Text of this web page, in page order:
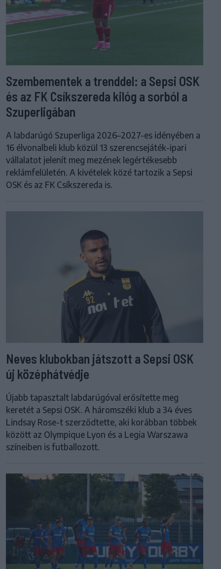
Szembementek a trenddel: a Sepsi OSK
és az FK Csíkszereda kilóg a sorból a
Szuperligában
A labdarúgó Szuperliga 2026–2027-es idényében a
16 élvonalbeli klub közül 13 szerencsejáték-ipari
vállalatot jelenít meg mezének legértékesebb
reklámfelületén. A kivételek közé tartozik a Sepsi
OSK és az FK Csíkszereda is.
Neves klubokban játszott a Sepsi OSK
új középhátvédje
Újabb tapasztalt labdarúgóval erősítette meg
keretét a Sepsi OSK. A háromszéki klub a 34 éves
Lindsay Rose-t szerződtette, aki korábban többek
között az Olympique Lyon és a Legia Warszawa
színeiben is futballozott.